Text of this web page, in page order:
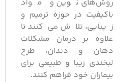
روش‌های نوین و مواد
باکیفیت در حوزه ترمیم و
زیبایی، تلاش می‌کنند تا
علاوه بر درمان مشکلات
دهان و دندان، طرح
لبخندی زیبا و طبیعی برای
بیماران خود فراهم کنند.